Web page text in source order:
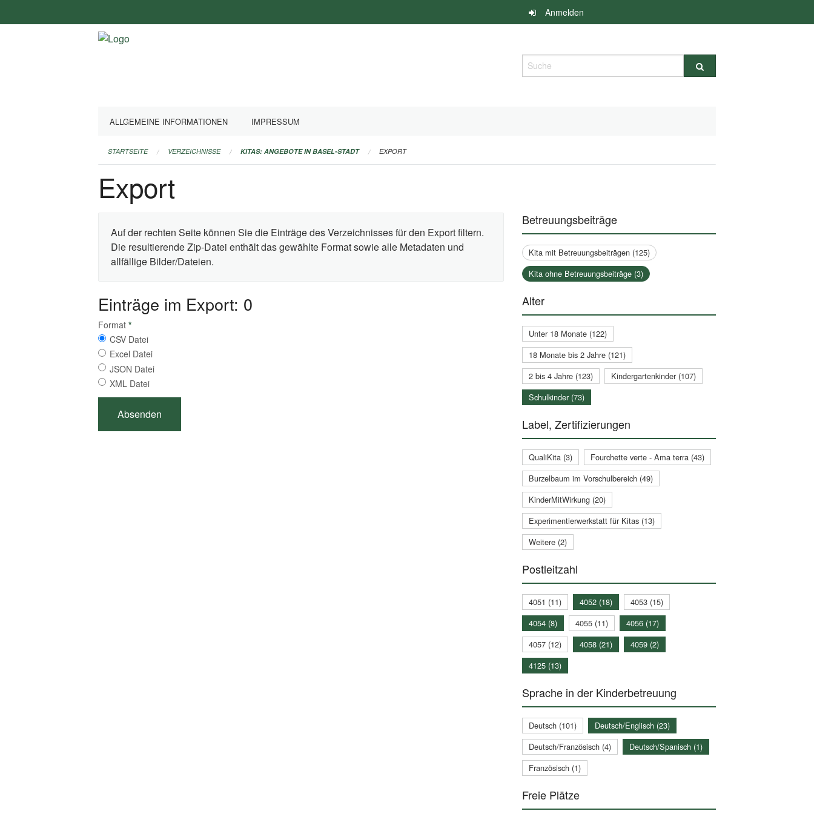
überspringen
Anmelden
Suche
ALLGEMEINE INFORMATIONEN IMPRESSUM
STARTSEITE VERZEICHNISSE KITAS: ANGEBOTE IN BASEL-STADT EXPORT
Export
Auf der rechten Seite können Sie die Einträge des Verzeichnisses für den Export filtern.
Die resultierende Zip-Datei enthält das gewählte Format sowie alle Metadaten und
allfällige Bilder/Dateien.
Einträge im Export: 0
Format *
CSV Datei
Excel Datei
JSON Datei
XML Datei
Betreuungsbeiträge
Kita mit Betreuungsbeiträgen (125)
Kita ohne Betreuungsbeiträge (3)
Alter
Unter 18 Monate (122)
18 Monate bis 2 Jahre (121)
2 bis 4 Jahre (123)
Kindergartenkinder (107)
Schulkinder (73)
Label, Zertifizierungen
QualiKita (3)
Fourchette verte - Ama terra (43)
Burzelbaum im Vorschulbereich (49)
KinderMitWirkung (20)
Experimentierwerkstatt für Kitas (13)
Weitere (2)
Postleitzahl
4051 (11) 4052 (18)
4053 (15)
4054 (8)
4055 (11)
4056 (17)
4057 (12)
4058 (21)
4059 (2)
4125 (13)
Sprache in der Kinderbetreuung
Deutsch (101)
Deutsch/Englisch (23)
Deutsch/Französisch (4)
Deutsch/Spanisch (1)
Französisch (1)
Freie Plätze